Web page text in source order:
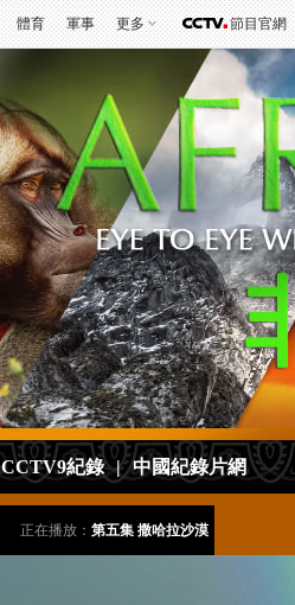
體育 軍事 更多 節目官網
CCTV9紀錄 | 中國紀錄片網
正在播放： 第五集 撒哈拉沙漠